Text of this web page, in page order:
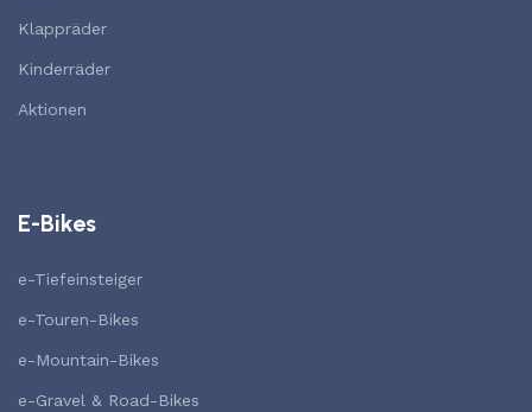
Klappräder
Kinderräder
Aktionen
E-Bikes
e-Tiefeinsteiger
e-Touren-Bikes
e-Mountain-Bikes
e-Gravel & Road-Bikes